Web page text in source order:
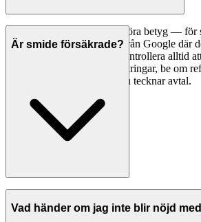
Ett bra första steg är att jämföra betyg — för
Hantverkare visar vi betyg från Google där
vad andra kunder tycker. Kontrollera alltid
skattesedel och giltiga försäkringar, be om
omdömen noggrant innan du tecknar avtal.
Är smide försäkrade?
Seriösa smide i Bro har både
allriskförsäkring. Be alltid om bevis på
Vad händer om jag inte blir nöjd